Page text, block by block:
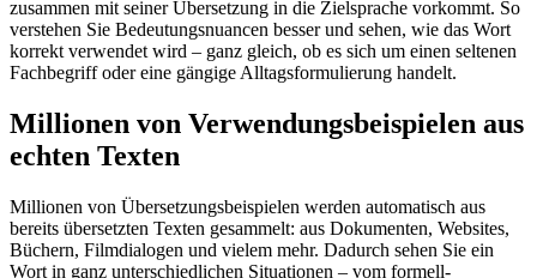
zusammen mit seiner Übersetzung in die Zielsprache vorkommt. So
verstehen Sie Bedeutungsnuancen besser und sehen, wie das Wort
korrekt verwendet wird – ganz gleich, ob es sich um einen seltenen
Fachbegriff oder eine gängige Alltagsformulierung handelt.
Millionen von Verwendungsbeispielen aus
echten Texten
Millionen von Übersetzungsbeispielen werden automatisch aus
bereits übersetzten Texten gesammelt: aus Dokumenten, Websites,
Büchern, Filmdialogen und vielem mehr. Dadurch sehen Sie ein
Wort in ganz unterschiedlichen Situationen – vom formell-